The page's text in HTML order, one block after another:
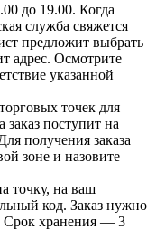
до 19.00. Когда
служба свяжется
предложит выбрать
адрес. Осмотрите
указанной
точек для
заказ поступит на
получения заказа
зоне и назовите
точку, на ваш
код. Заказ нужно
Срок хранения — 3